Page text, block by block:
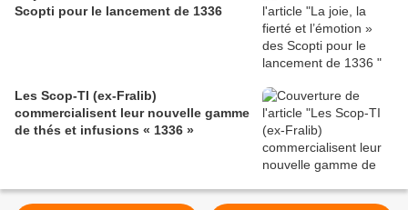
Scopti pour le lancement de 1336
Les Scop-TI (ex-Fralib)
commercialisent leur nouvelle gamme
de thés et infusions « 1336 »